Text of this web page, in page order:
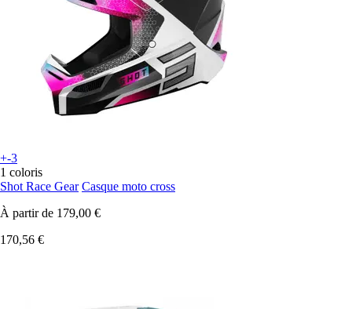
+-3
1 coloris
Shot Race Gear Casque moto cross
À partir de 179,00 €
170,56 €